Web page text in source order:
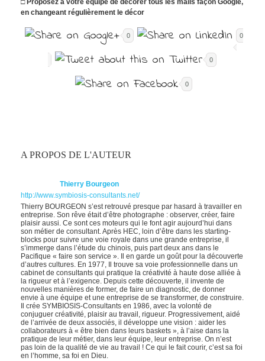
en changeant régulièrement le décor
0 0
0
0
A PROPOS DE L'AUTEUR
Thierry Bourgeon
http://www.symbiosis-consultants.net/
Thierry BOURGEON s’est retrouvé presque par hasard à travailler en
entreprise. Son rêve était d’être photographe : observer, créer, faire
plaisir aussi. Ce sont ces moteurs qui le font agir aujourd’hui dans
son métier de consultant. Après HEC, loin d’être dans les starting-
blocks pour suivre une voie royale dans une grande entreprise, il
s’immerge dans l’étude du chinois, puis part deux ans dans le
Pacifique « faire son service ». Il en garde un goût pour la découverte
d’autres cultures. En 1977, Il trouve sa voie professionnelle dans un
cabinet de consultants qui pratique la créativité à haute dose alliée à
la rigueur et à l’exigence. Depuis cette découverte, il invente de
nouvelles manières de former, de faire un diagnostic, de donner
envie à une équipe et une entreprise de se transformer, de construire.
Il crée SYMBIOSIS-Consultants en 1986, avec la volonté de
conjuguer créativité, plaisir au travail, rigueur. Progressivement, aidé
de l’arrivée de deux associés, il développe une vision : aider les
collaborateurs à « être bien dans leurs baskets », à l’aise dans la
pratique de leur métier, dans leur équipe, leur entreprise. On n’est
pas loin de la qualité de vie au travail ! Ce qui le fait courir, c’est sa foi
en l’homme, sa foi en Dieu.